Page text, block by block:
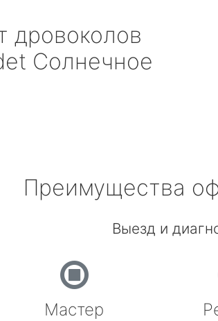
дровоколов
Солнечное
Преимущества
Выезд и
Мастер